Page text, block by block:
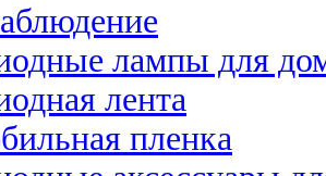
лампы для
лента
пленка